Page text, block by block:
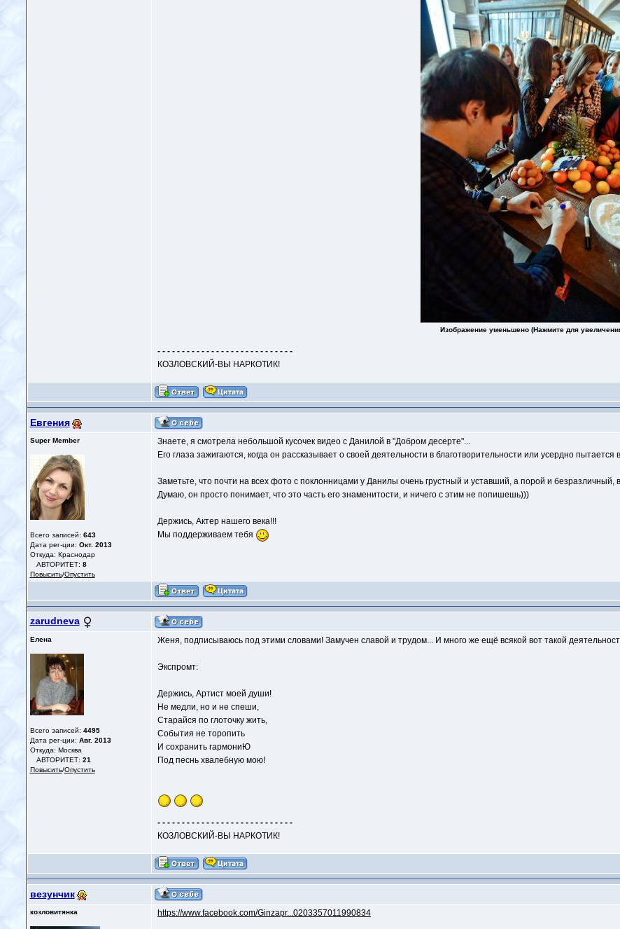
Изображение уменьшено (Нажмите для
- - - - - - - - - - - - - - - - - - - - - - - - - - - -
КОЗЛОВСКИЙ-ВЫ НАРКОТИК!
Евгения
Super Member
Всего записей: 643
Дата рег-ции: Окт. 2013
Откуда: Краснодар
АВТОРИТЕТ: 8
Повысить/Опустить
Знаете, я смотрела небольшой кусочек видео с Данилой в "Добром десерте"...
Его глаза зажигаются, когда он рассказывает о своей деятельности в благотворительности или усердно
Заметьте, что почти на всех фото с поклонницами у Данилы очень грустный и уставший, а порой и безразличный,
Думаю, он просто понимает, что это часть его знаменитости, и ничего с этим не попишешь)))
Держись, Актер нашего века!!!
Мы поддерживаем тебя
zarudneva
Елена
Всего записей: 4495
Дата рег-ции: Авг. 2013
Откуда: Москва
АВТОРИТЕТ: 21
Повысить/Опустить
Женя, подписываюсь под этими словами! Замучен славой и трудом... И много же ещё всякой вот такой
Экспромт:
Держись, Артист моей души!
Не медли, но и не спеши,
Старайся по глоточку жить,
События не торопить
И сохранить гармониЮ
Под песнь хвалебную мою!
- - - - - - - - - - - - - - - - - - - - - - - - - - - -
КОЗЛОВСКИЙ-ВЫ НАРКОТИК!
везунчик
козловитянка https://www.facebook.com/Ginzapr...0203357011990834